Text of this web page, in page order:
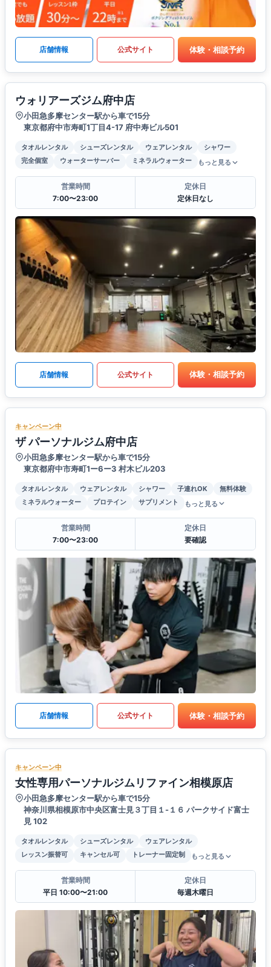
店舗情報 公式サイト 体験・相談予約
ウォリアーズジム府中店
小田急多摩センター駅から車で15分
東京都府中市寿町1丁目4-17 府中寿ビル501
タオルレンタル シューズレンタル ウェアレンタル
シャワー
完全個室
ウォーターサーバー ミネラルウォーター もっと見る
営業時間
7:00〜23:00
定休日
定休日なし
店舗情報 公式サイト 体験・相談予約
キャンペーン中
ザ パーソナルジム府中店
小田急多摩センター駅から車で15分
東京都府中市寿町1ー6ー3 村木ビル203
タオルレンタル ウェアレンタル シャワー 子連れOK
無料体験
ミネラルウォーター
プロテイン サプリメント もっと見る
営業時間
7:00〜23:00
定休日
要確認
店舗情報 公式サイト 体験・相談予約
キャンペーン中
女性専用パーソナルジムリファイン相模原店
小田急多摩センター駅から車で15分
神奈川県相模原市中央区富士見３丁目１-１６ パークサイド富士
見 102
タオルレンタル シューズレンタル
ウェアレンタル
レッスン振替可
キャンセル可 トレーナー固定制 もっと見る
営業時間
平日 10:00〜21:00
定休日
毎週木曜日